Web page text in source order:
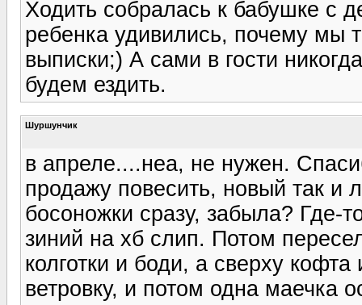
Ходить собралась к бабушке с
ребенка удивились, почему мы
выписки;) А сами в гости
будем ездить.
Шуршунчик
в апреле....неа, не нужен.
продажу повесить, новый так и
босоножки сразу, забыла?
зиний на хб слип. Потом
колготки и боди, а сверху
ветровку, и потом одна маечка